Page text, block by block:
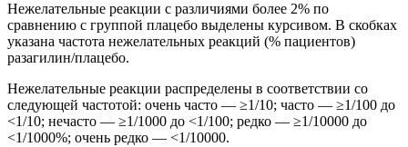
Нежелательные реакции с различиями более 2% по
сравнению с группой плацебо выделены курсивом. В скобках
указана частота нежелательных реакций (% пациентов)
разагилин/плацебо.
Нежелательные реакции распределены в соответствии со
следующей частотой: очень часто — ≥1/10; часто — ≥1/100 до
<1/10; нечасто — ≥1/1000 до <1/100; редко — ≥1/10000 до
<1/1000%; очень редко — <1/10000.